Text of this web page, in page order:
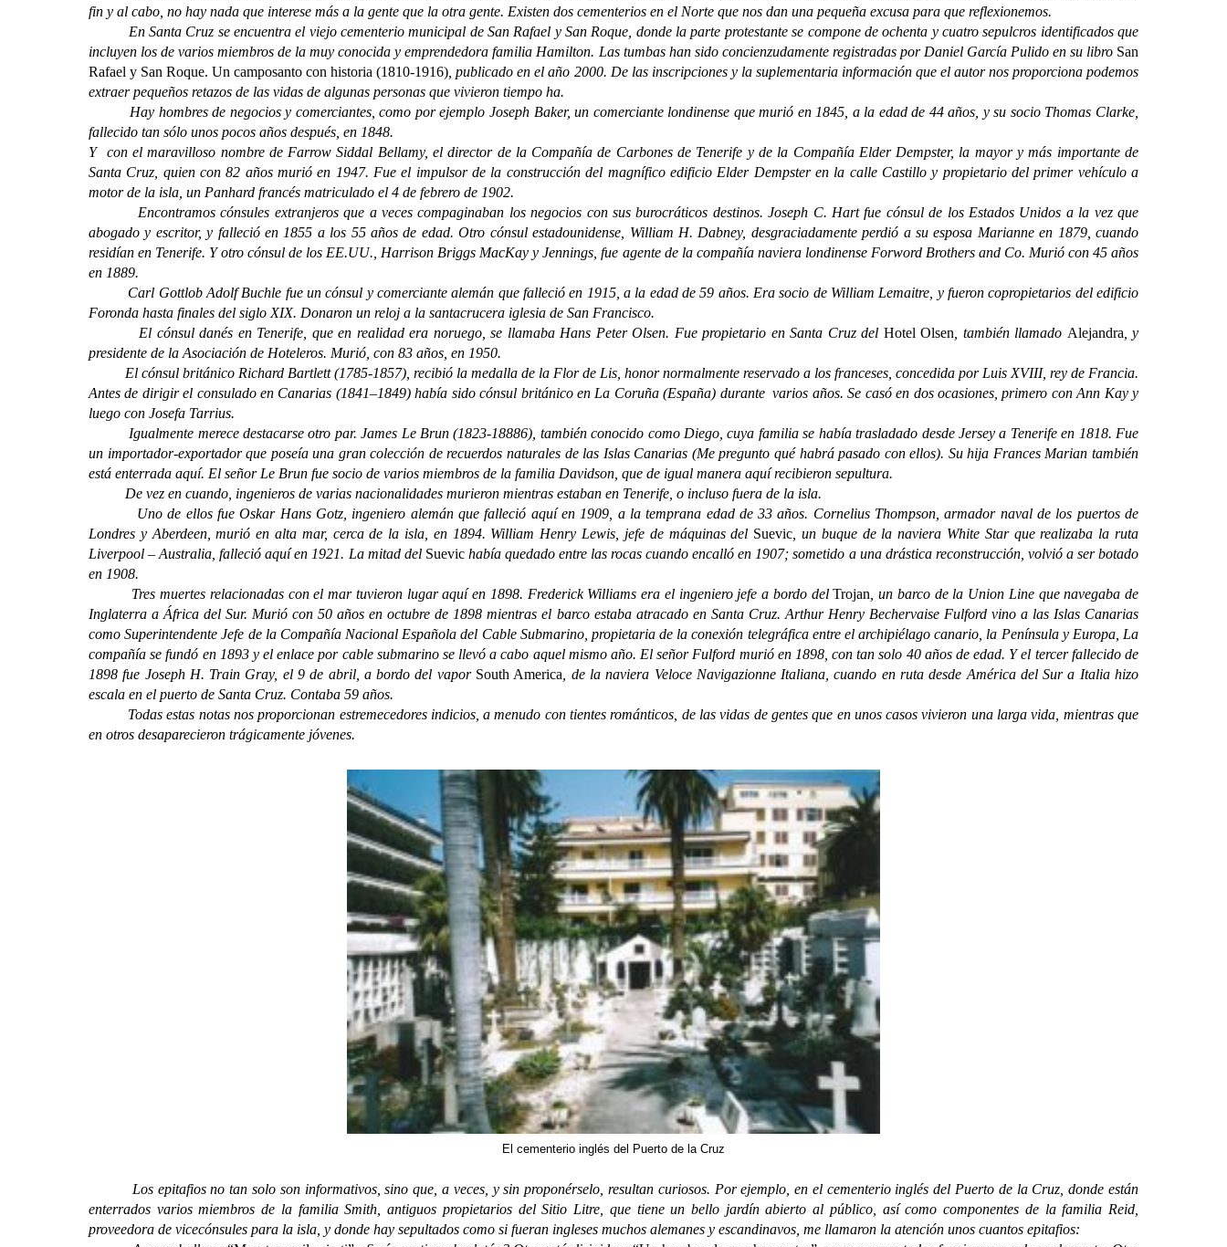
fin y al cabo, no hay nada que interese más a la gente que la otra gente. Existen dos cementerios en el Norte que nos dan una pequeña excusa para que reflexionemos.
En Santa Cruz se encuentra el viejo cementerio municipal de San Rafael y San Roque, donde la parte protestante se compone de ochenta y cuatro sepulcros identificados que
incluyen los de varios miembros de la muy conocida y emprendedora familia Hamilton. Las tumbas han sido concienzudamente registradas por Daniel García Pulido en su libro San
Rafael y San Roque. Un camposanto con historia (1810-1916) , publicado en el año 2000. De las inscripciones y la suplementaria información que el autor nos proporciona podemos
extraer pequeños retazos de las vidas de algunas personas que vivieron tiempo ha.
Hay hombres de negocios y comerciantes, como por ejemplo Joseph Baker, un comerciante londinense que murió en 1845, a la edad de 44 años, y su socio Thomas Clarke,
fallecido tan sólo unos pocos años después, en 1848.
Y con el maravilloso nombre de Farrow Siddal Bellamy, el director de la Compañía de Carbones de Tenerife y de la Compañía Elder Dempster, la mayor y más importante de
Santa Cruz, quien con 82 años murió en 1947. Fue el impulsor de la construcción del magnífico edificio Elder Dempster en la calle Castillo y propietario del primer vehículo a
motor de la isla, un Panhard francés matriculado el 4 de febrero de 1902.
Encontramos cónsules extranjeros que a veces compaginaban los negocios con sus burocráticos destinos. Joseph C. Hart fue cónsul de los Estados Unidos a la vez que
abogado y escritor, y falleció en 1855 a los 55 años de edad. Otro cónsul estadounidense, William H. Dabney, desgraciadamente perdió a su esposa Marianne en 1879, cuando
residían en Tenerife. Y otro cónsul de los EE.UU., Harrison Briggs MacKay y Jennings, fue agente de la compañía naviera londinense Forword Brothers and Co. Murió con 45 años
en 1889.
Carl Gottlob Adolf Buchle fue un cónsul y comerciante alemán que falleció en 1915, a la edad de 59 años. Era socio de William Lemaitre, y fueron copropietarios del edificio
Foronda hasta finales del siglo XIX. Donaron un reloj a la santacrucera iglesia de San Francisco.
El cónsul danés en Tenerife, que en realidad era noruego, se llamaba Hans Peter Olsen. Fue propietario en Santa Cruz del Hotel Olsen , también llamado Alejandra , y
presidente de la Asociación de Hoteleros. Murió, con 83 años, en 1950.
El cónsul británico Richard Bartlett (1785-1857), recibió la medalla de la Flor de Lis, honor normalmente reservado a los franceses, concedida por Luis XVIII, rey de Francia.
Antes de dirigir el consulado en Canarias (1841–1849) había sido cónsul británico en La Coruña (España) durante varios años. Se casó en dos ocasiones, primero con Ann Kay y
luego con Josefa Tarrius.
Igualmente merece destacarse otro par. James Le Brun (1823-18886), también conocido como Diego, cuya familia se había trasladado desde Jersey a Tenerife en 1818. Fue
un importador-exportador que poseía una gran colección de recuerdos naturales de las Islas Canarias (Me pregunto qué habrá pasado con ellos). Su hija Frances Marian también
está enterrada aquí. El señor Le Brun fue socio de varios miembros de la familia Davidson, que de igual manera aquí recibieron sepultura.
De vez en cuando, ingenieros de varias nacionalidades murieron mientras estaban en Tenerife, o incluso fuera de la isla.
Uno de ellos fue Oskar Hans Gotz, ingeniero alemán que falleció aquí en 1909, a la temprana edad de 33 años. Cornelius Thompson, armador naval de los puertos de
Londres y Aberdeen, murió en alta mar, cerca de la isla, en 1894. William Henry Lewis, jefe de máquinas del Suevic , un buque de la naviera White Star que realizaba la ruta
Liverpool – Australia, falleció aquí en 1921. La mitad del Suevichabía quedado entre las rocas cuando encalló en 1907; sometido a una drástica reconstrucción, volvió a ser botado
en 1908.
Tres muertes relacionadas con el mar tuvieron lugar aquí en 1898. Frederick Williams era el ingeniero jefe a bordo delTrojan , un barco de la Union Line que navegaba de
Inglaterra a África del Sur. Murió con 50 años en octubre de 1898 mientras el barco estaba atracado en Santa Cruz. Arthur Henry Bechervaise Fulford vino a las Islas Canarias
como Superintendente Jefe de la Compañía Nacional Española del Cable Submarino, propietaria de la conexión telegráfica entre el archipiélago canario, la Península y Europa, La
compañía se fundó en 1893 y el enlace por cable submarino se llevó a cabo aquel mismo año. El señor Fulford murió en 1898, con tan solo 40 años de edad. Y el tercer fallecido de
1898 fue Joseph H. Train Gray, el 9 de abril, a bordo del vapor South America , de la naviera Veloce Navigazionne Italiana, cuando en ruta desde América del Sur a Italia hizo
escala en el puerto de Santa Cruz. Contaba 59 años.
Todas estas notas nos proporcionan estremecedores indicios, a menudo con tientes románticos, de las vidas de gentes que en unos casos vivieron una larga vida, mientras que
en otros desaparecieron trágicamente jóvenes.
El cementerio inglés del Puerto de la Cruz
Los epitafios no tan solo son informativos, sino que, a veces, y sin proponérselo, resultan curiosos. Por ejemplo, en el cementerio inglés del Puerto de la Cruz, donde están
enterrados varios miembros de la familia Smith, antiguos propietarios del Sitio Litre, que tiene un bello jardín abierto al público, así como componentes de la familia Reid,
proveedora de vicecónsules para la isla, y donde hay sepultados como si fueran ingleses muchos alemanes y escandinavos, me llamaron la atención unos cuantos epitafios: